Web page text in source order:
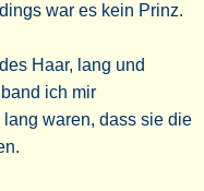
war es kein Prinz.
Haar, lang und
ich mir
waren, dass sie die